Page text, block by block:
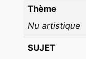
T
Thème
Nu artistique
SUJET